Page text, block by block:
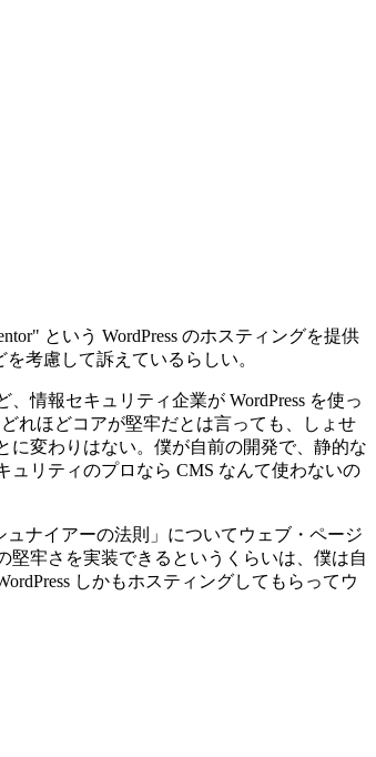
という WordPress のホスティングを提供
考慮して訴えているらしい。
情報セキュリティ企業が WordPress を使っ
れほどコアが堅牢だとは言っても、しょせ
に変わりはない。僕が自前の開発で、静的な
リティのプロなら CMS なんて使わないの
ナイアーの法則」についてウェブ・ページ
牢さを実装できるというくらいは、僕は自
しかもホスティングしてもらってウ